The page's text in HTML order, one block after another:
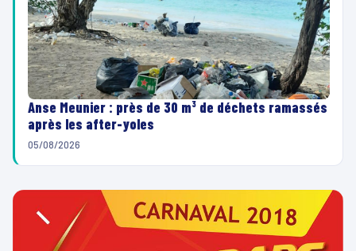
Anse Meunier : près de 30 m³ de déchets ramassés
après les after-yoles
05/08/2026